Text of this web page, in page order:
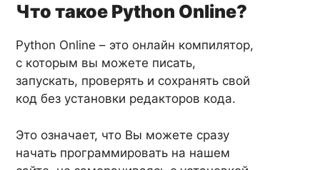
Что такое Python Online?
Python Online – это онлайн компилятор,
с которым вы можете писать,
запускать, проверять и сохранять свой
код без установки редакторов кода.
Это означает, что Вы можете сразу
начать программировать на нашем